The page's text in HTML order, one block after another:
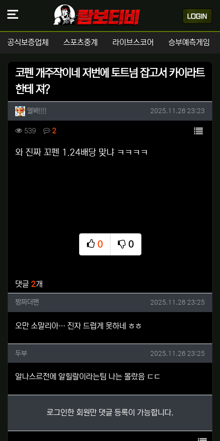
공식보증업체 스포츠중계 라이브스코어 승부예측게임
코펜 개주작이네 저번에 토트넘 잡고서 카이라트
한테 져?
작성자 정보
멀봐!!!! 작성일
2025.11.26 23:23
컨텐츠 정보
539조회 2댓글 목록
본문
와 진짜 꼬펜 1.24배당 맞냐 ㅋㅋㅋㅋ
0
추천
0
비추천
댓글 2개
짱짜더팬님의 댓글
짱짜더팬 작성일
2025.11.26 23:25
오만 소말리아… 진자 드럽게 못하네 ㅎㅎ
두부님의 댓글
두부 작성일
2025.11.26 23:25
알나스르전에 알힐랄이라는팀 나는 몰랐음 ㄷㄷ
로그인한 회원만 댓글 등록이 가능합니다.